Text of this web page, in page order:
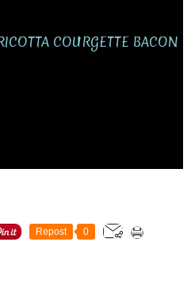
Repost 0